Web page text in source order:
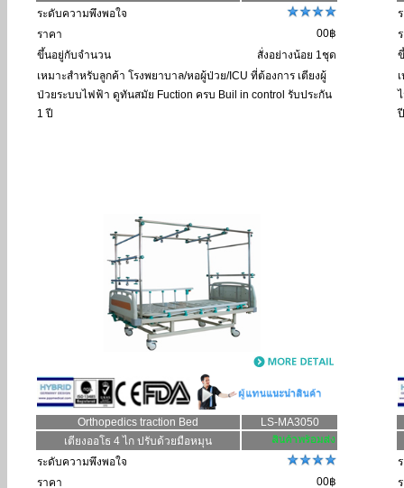
ระดับความพึงพอใจ
ราคา
00฿
ขึ้นอยู่กับจำนวน
สั่งอย่างน้อย 1ชุด
เหมาะสำหรับลูกค้า โรงพยาบาล/หอผู้ป่วย/ICU ที่ต้องการ เตียงผู้
ป่วยระบบไฟฟ้า ดูทันสมัย Fuction ครบ Buil in control รับประกัน
1 ปี
ปี
Orthopedics traction Bed
LS-MA3050
เตียงออโธ 4 ไก ปรับด้วยมือหมุน
ระดับความพึงพอใจ
ราคา
00฿